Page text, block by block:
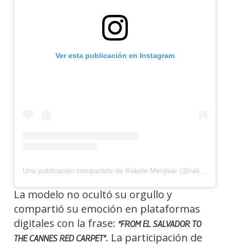
Ver esta publicación en Instagram
Una publicación compartida de Rakele Menjivar (@rakelemenjivar)
La modelo no ocultó su orgullo y
compartió su emoción en plataformas
digitales con la frase: “FROM EL SALVADOR TO
THE CANNES RED CARPET”. La participación de